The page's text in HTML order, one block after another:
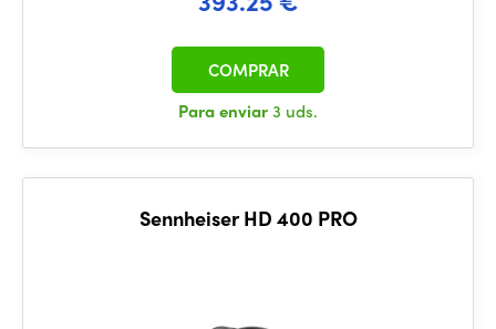
Para enviar3 uds.
COMPRAR
Sennheiser HD 400 PRO